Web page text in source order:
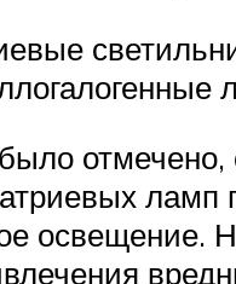
отмечено,
ламп
освещение.